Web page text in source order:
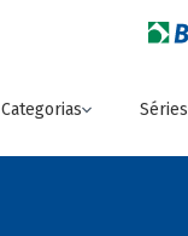
Categorias Séries